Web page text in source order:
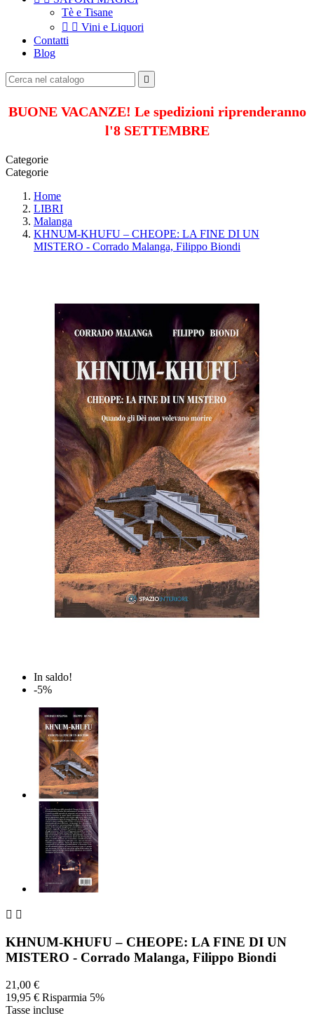
Tè e Tisane
  Vini e Liquori
Contatti
Blog

BUONE VACANZE! Le spedizioni riprenderanno
l'8 SETTEMBRE
Categorie
Categorie
Home
LIBRI
Malanga
KHNUM-KHUFU – CHEOPE: LA FINE DI UN
MISTERO - Corrado Malanga, Filippo Biondi
In saldo!
-5%
 
KHNUM-KHUFU – CHEOPE: LA FINE DI UN
MISTERO - Corrado Malanga, Filippo Biondi
21,00 €
19,95 € Risparmia 5%
Tasse incluse